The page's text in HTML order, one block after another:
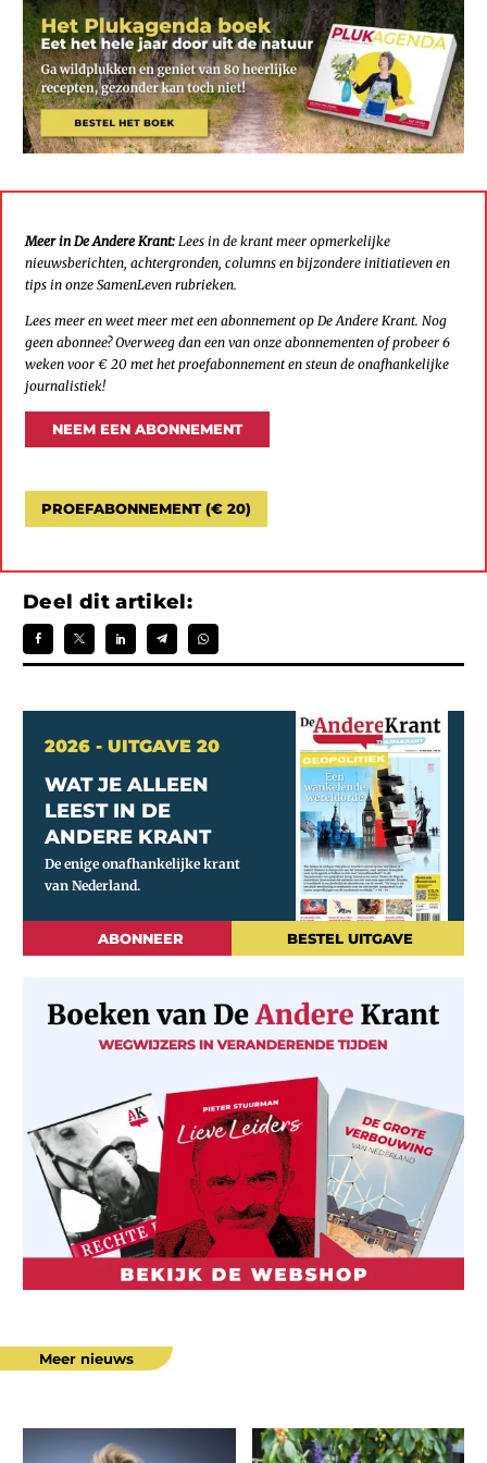
Meer in De Andere Krant: Lees in de krant meer opmerkelijke
nieuwsberichten, achtergronden, columns en bijzondere initiatieven en
tips in onze SamenLeven rubrieken.
Lees meer en weet meer met een abonnement op De Andere Krant. Nog
geen abonnee? Overweeg dan een van onze abonnementen of probeer 6
weken voor € 20 met het proefabonnement en steun de onafhankelijke
journalistiek!
NEEM EEN ABONNEMENT
PROEFABONNEMENT (€ 20)
Deel dit artikel:
2026 - UITGAVE 20
WAT JE ALLEEN
LEEST IN DE
ANDERE KRANT
ABONNEER BESTEL UITGAVE
Meer nieuws
Gezond